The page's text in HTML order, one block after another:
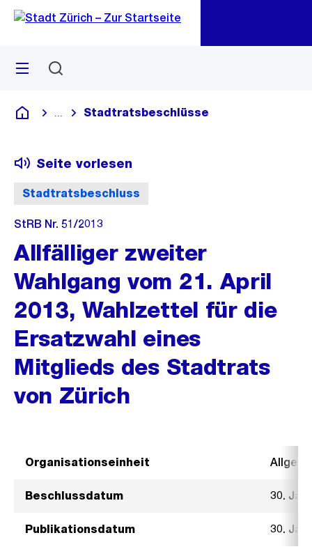
Navigation
Sprunglink
Menü
Deutsch
Blende alle Breadcrumbs ein
Stadtratsbeschlüsse
Stadtratsbeschluss
Seite vorlesen
StRB Nr. 51/2013
Allfälliger zweiter
Wahlgang vom 21. April
2013, Wahlzettel für die
Ersatzwahl eines
Mitglieds des Stadtrats
von Zürich
Organisationseinheit
Beschlussdatum 30.
Publikationsdatum 30.